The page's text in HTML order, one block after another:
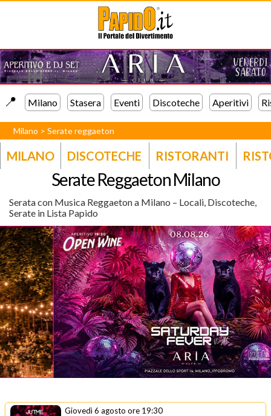
📍️ Milano Stasera Eventi Discoteche Aperitivi
Milano >Serate reggaeton
MILANO DISCOTECHE RISTORANTI
Serate Reggaeton Milano
Serata con Musica Reggaeton a Milano – Locali, Discoteche,
Serate in Lista Papido
Giovedì 6 agosto ore 19:30